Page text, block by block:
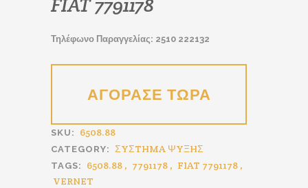
Τηλέφωνο Παραγγελίας: 2510 222132
SKU: 6508.88
CATEGORY: ΣYΣTHMA ΨYΞHΣ
TAGS: 6508.88 , 7791178 , FIAT 7791178 ,
VERNET